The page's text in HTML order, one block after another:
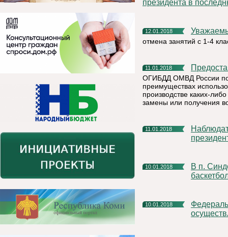
президента в
12.01.2018
отмена занятий с 1-4
11.01.2018
ОГИБДД ОМВД России по
преимуществах
производстве каких-
замены или получения
11.01.2018
Наблюдатели от США войдут в состав миссии ОБСЕ на
10.01.2018
В п. Синдор проходит Первенство Республики Коми по
10.01.2018
Федеральной службой по труду и занятости активно